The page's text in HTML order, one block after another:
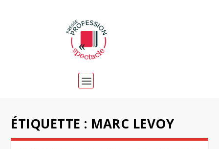
ÉTIQUETTE : MARC LEVOY